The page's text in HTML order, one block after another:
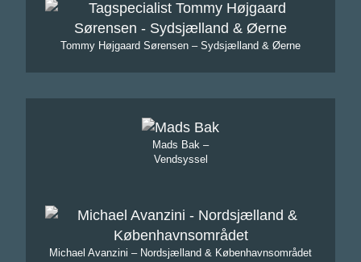
Tommy Højgaard Sørensen – Sydsjælland & Øerne
Mads Bak –
Vendsyssel
Michael Avanzini – Nordsjælland & Københavnsområdet